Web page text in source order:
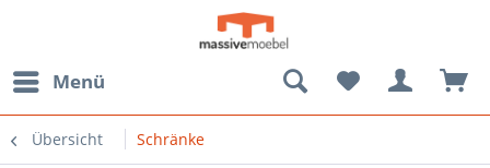
Menü
Übersicht Schränke